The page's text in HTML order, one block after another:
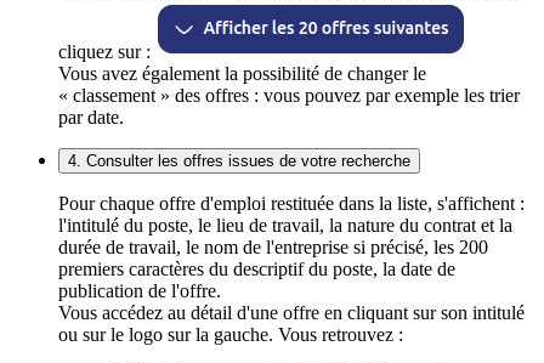
cliquez sur :
Vous avez également la possibilité de changer le
« classement » des offres : vous pouvez par exemple les trier
par date.
4. Consulter les offres issues de votre recherche
Pour chaque offre d'emploi restituée dans la liste, s'affichent :
l'intitulé du poste, le lieu de travail, la nature du contrat et la
durée de travail, le nom de l'entreprise si précisé, les 200
premiers caractères du descriptif du poste, la date de
publication de l'offre.
Vous accédez au détail d'une offre en cliquant sur son intitulé
ou sur le logo sur la gauche. Vous retrouvez :